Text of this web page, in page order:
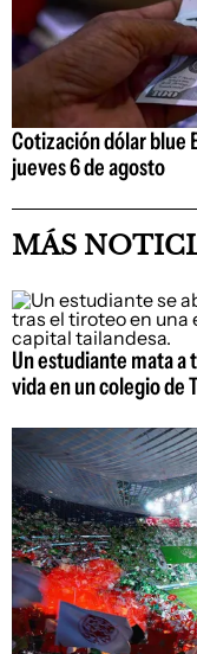
Cotización dólar blue
jueves 6 de agosto
MÁS
Un estudiante mata a
vida en un colegio de